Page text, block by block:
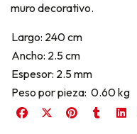
muro decorativo.
Largo: 240 cm
Ancho: 2.5 cm
Espesor: 2.5 mm
Peso por pieza: 0.60 kg